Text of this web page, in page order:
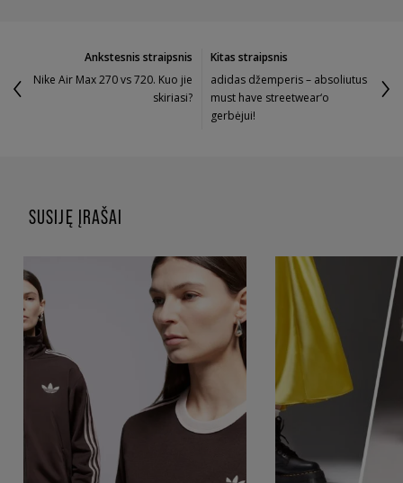
Ankstesnis straipsnis
Nike Air Max 270 vs 720. Kuo jie
skiriasi?
Kitas straipsnis
adidas džemperis – absoliutus
must have streetwear‘o
gerbėjui!
SUSIJĘ ĮRAŠAI